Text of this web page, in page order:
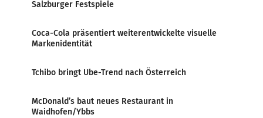
Salzburger Festspiele
Coca-Cola präsentiert weiterentwickelte visuelle
Markenidentität
Tchibo bringt Ube-Trend nach Österreich
McDonald’s baut neues Restaurant in
Waidhofen/Ybbs